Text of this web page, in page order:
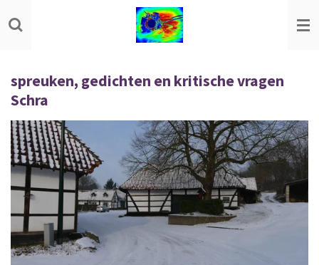
direct
hoofdinhoud
spreuken, gedichten en kritische vragen
Schra